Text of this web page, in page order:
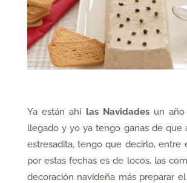
Ya están ahílas Navidadesun año
llegado y yo ya tengo ganas de que
estresadita, tengo que decirlo, entre
por estas fechas es de locos, las
decoración navideña más preparar